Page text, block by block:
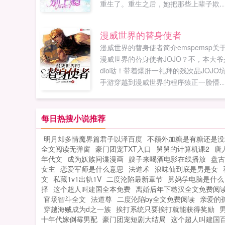
重生了。重生之后，她把那些上辈子欺
业绩，但是你再不...
漫威世界的替身使者
漫威世界的替身使者简介emspemsp关
漫威世界的替身使者JOJO？不，本大爷
dio哒！带着爆肝一礼拜的残次品JOJO
手游穿越到漫威世界的程序猿正一脸懵
漫威世界？请问离紫薯精到达战场还有
长时间？对了，老子还有金手指！白金
星，世界，疯狂钻石，轰炸空间，黄金
验，绯红之王统统给我出！叮，新玩家
好，您的第一位替身已抽取，祝您游戏
快。看着眼前正...
每日热搜小说推荐
明月却多情魔界篇君子以泽百度 不额外加糖是有糖还是
全文阅读无弹窗 豪门团宠TXT入口 舅舅的计算机课2 唐
年代文 成为妖族间谍漫画 嫂子来喝酒电影在线播放 盘
女主 恋爱军师是什么意思 法道术 浪味仙到底是男是女
文 私藏1v1出轨1V 二度沦陷最新章节 舅妈学电脑是什么
择 这个超人叫建国全本免费 离婚后年下糙汉全文免费阅
官场智斗全文 法道尊 二度沦陷by全文免费阅读 亲爱的
穿越海贼成为d之一族 挨打系统只要挨打就能获得奖励
十年代嫁倒霉男配 豪门团宠短剧大结局 这个超人叫建国